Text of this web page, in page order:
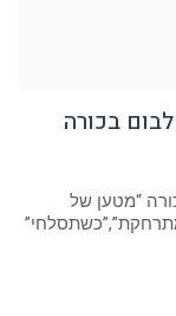
בכורה
“מטען של